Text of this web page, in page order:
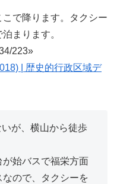
こで降ります。タクシー
まります。
223»
| 歴史的行政区域デ
が、横山から徒歩
始バスで福栄方面
ので、タクシーを